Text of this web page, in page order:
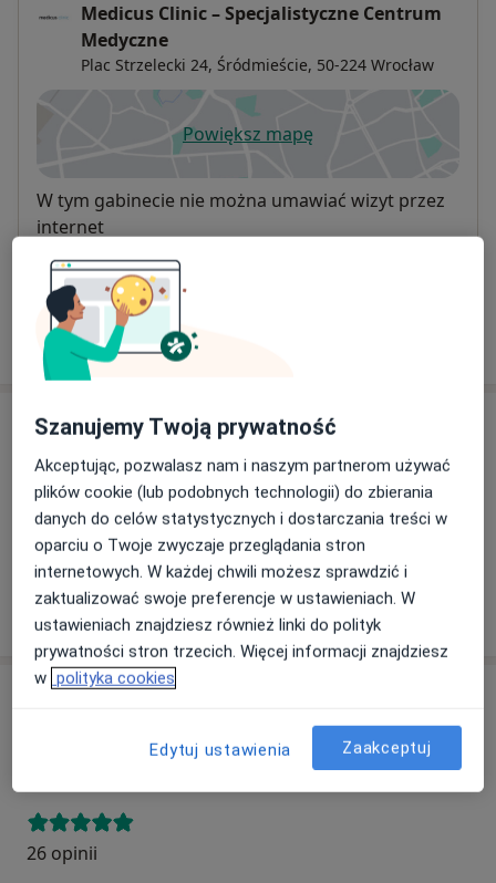
Medicus Clinic – Specjalistyczne Centrum
Medyczne
Plac Strzelecki 24, Śródmieście, 50-224 Wrocław
Powiększ mapęotwiera się w nowej karcie
Dostępność
W tym gabinecie nie można umawiać wizyt przez
internet
Co mam zrobić w tej sytuacji?
Pokaż więcej
Ubezpieczenia - brak akceptowanych
Ten specjalista przyjmuje wyłącznie pacjentów
prywatnych. Możesz opłacić wizytę samodzielnie lub
znaleźć innego specjalistę, który akceptuje Twoje
ubezpieczenie.
Szukaj specjalistów według ubezpieczenia
Dodaj swoją opinię
26 opinii
Szanujemy Twoją prywatność
Akceptując, pozwalasz nam i naszym partnerom używać
plików cookie (lub podobnych technologii) do zbierania
danych do celów statystycznych i dostarczania treści w
oparciu o Twoje zwyczaje przeglądania stron
internetowych. W każdej chwili możesz sprawdzić i
zaktualizować swoje preferencje w ustawieniach. W
ustawieniach znajdziesz również linki do polityk
prywatności stron trzecich. Więcej informacji znajdziesz
w polityka cookies
Edytuj ustawienia Zaakceptuj